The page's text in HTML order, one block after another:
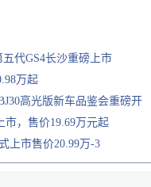
代GS4长沙重磅上市
万起
高光版新车品鉴会重磅开
市，售价19.69万元起
上市售价20.99万-3